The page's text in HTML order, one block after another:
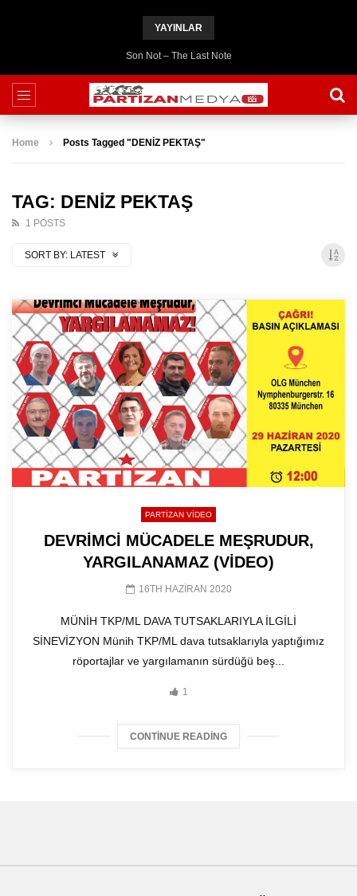
YAYINLAR
Son Not – The Last Note
Home Posts Tagged "DENİZ PEKTAŞ"
TAG: DENİZ PEKTAŞ
1 POSTS
SORT BY: LATEST
PARTIZAN VIDEO
DEVRİMCİ MÜCADELE MEŞRUDUR,
YARGILANAMAZ (VİDEO)
16TH HAZIRAN 2020
MÜNİH TKP/ML DAVA TUTSAKLARIYLA İLGİLİ
SİNEVİZYON Münih TKP/ML dava tutsaklarıyla yaptığımız
röportajlar ve yargılamanın sürdüğü beş...
1
CONTINUE READING